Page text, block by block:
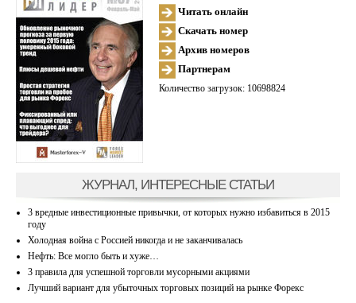
Читать онлайн
Скачать номер
Архив номеров
Партнерам
Количество загрузок: 10698824
ЖУРНАЛ, ИНТЕРЕСНЫЕ СТАТЬИ
3 вредные инвестиционные привычки, от которых нужно избавиться в 2015
году
Холодная война с Россией никогда и не заканчивалась
Нефть: Все могло быть и хуже…
3 правила для успешной торговли мусорными акциями
Лучший вариант для убыточных торговых позиций на рынке Форекс